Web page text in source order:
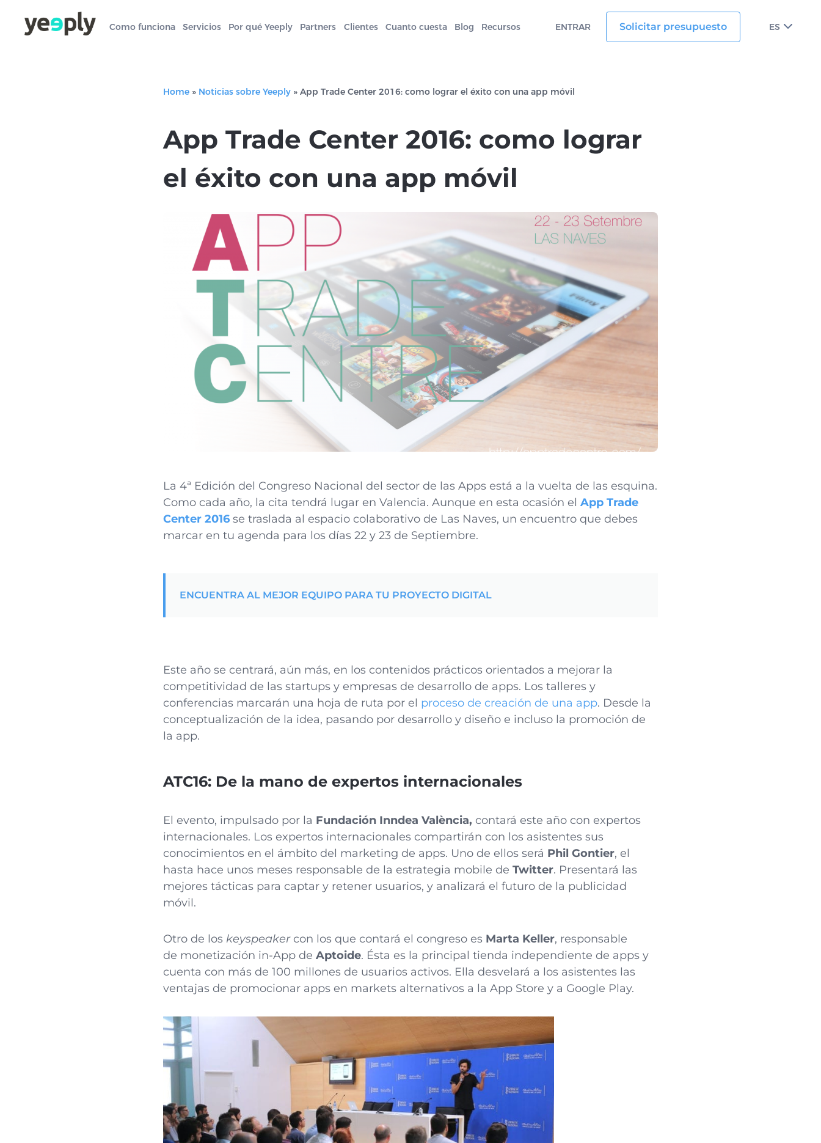
Como funciona Servicios Por qué Yeeply Partners Clientes Cuanto cuesta Blog Recursos ENTRAR Solicitar presupuesto ES
Home » Noticias sobre Yeeply » App Trade Center 2016: como lograr el éxito con una app móvil
App Trade Center 2016: como lograr
el éxito con una app móvil
La 4ª Edición del Congreso Nacional del sector de las Apps está a la vuelta de las esquina.
Como cada año, la cita tendrá lugar en Valencia. Aunque en esta ocasión el App Trade
Center 2016 se traslada al espacio colaborativo de Las Naves, un encuentro que debes
marcar en tu agenda para los días 22 y 23 de Septiembre.
ENCUENTRA AL MEJOR EQUIPO PARA TU PROYECTO DIGITAL
Este año se centrará, aún más, en los contenidos prácticos orientados a mejorar la
competitividad de las startups y empresas de desarrollo de apps. Los talleres y
conferencias marcarán una hoja de ruta por el proceso de creación de una app. Desde la
conceptualización de la idea, pasando por desarrollo y diseño e incluso la promoción de
la app.
ATC16: De la mano de expertos internacionales
El evento, impulsado por la Fundación Inndea València, contará este año con expertos
internacionales. Los expertos internacionales compartirán con los asistentes sus
conocimientos en el ámbito del marketing de apps. Uno de ellos será Phil Gontier, el
hasta hace unos meses responsable de la estrategia mobile de Twitter. Presentará las
mejores tácticas para captar y retener usuarios, y analizará el futuro de la publicidad
móvil.
Otro de los keyspeakercon los que contará el congreso es Marta Keller, responsable
de monetización in-App de Aptoide. Ésta es la principal tienda independiente de apps y
cuenta con más de 100 millones de usuarios activos. Ella desvelará a los asistentes las
ventajas de promocionar apps en markets alternativos a la App Store y a Google Play.